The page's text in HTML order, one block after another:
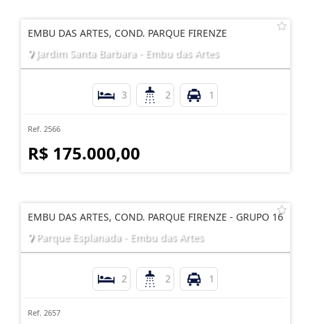
EMBU DAS ARTES, COND. PARQUE FIRENZE
Jardim Santa Barbara - Embu das Artes
3 2 1
Ref. 2566
R$ 175.000,00
EMBU DAS ARTES, COND. PARQUE FIRENZE - GRUPO 16
Parque Esplanada - Embu das Artes
2 2 1
Ref. 2657